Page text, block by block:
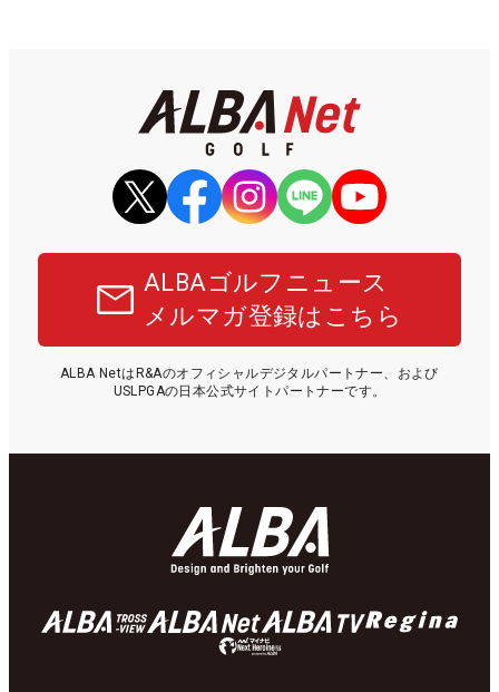
ALBAゴルフニュース
メルマガ登録はこちら
ALBA NetはR&Aのオフィシャルデジタルパートナー、および
USLPGAの日本公式サイトパートナーです。